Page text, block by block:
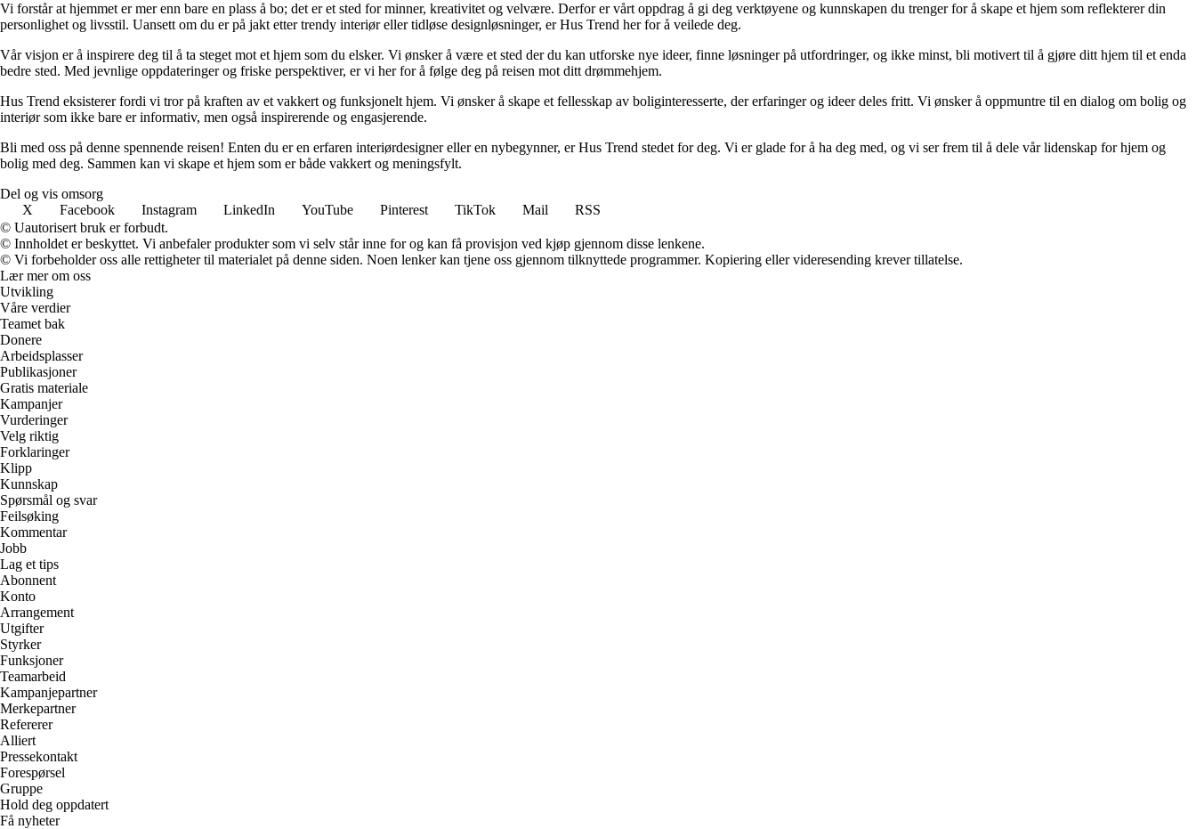
Vi forstår at hjemmet er mer enn bare en plass å bo; det er et sted for minner, kreativitet og velvære. Derfor er vårt oppdrag å gi deg verktøyene og kunnskapen du trenger for å skape et hjem som reflekterer din
personlighet og livsstil. Uansett om du er på jakt etter trendy interiør eller tidløse designløsninger, er Hus Trend her for å veilede deg.
Vår visjon er å inspirere deg til å ta steget mot et hjem som du elsker. Vi ønsker å være et sted der du kan utforske nye ideer, finne løsninger på utfordringer, og ikke minst, bli motivert til å gjøre ditt hjem til et enda
bedre sted. Med jevnlige oppdateringer og friske perspektiver, er vi her for å følge deg på reisen mot ditt drømmehjem.
Hus Trend eksisterer fordi vi tror på kraften av et vakkert og funksjonelt hjem. Vi ønsker å skape et fellesskap av boliginteresserte, der erfaringer og ideer deles fritt. Vi ønsker å oppmuntre til en dialog om bolig og
interiør som ikke bare er informativ, men også inspirerende og engasjerende.
Bli med oss på denne spennende reisen! Enten du er en erfaren interiørdesigner eller en nybegynner, er Hus Trend stedet for deg. Vi er glade for å ha deg med, og vi ser frem til å dele vår lidenskap for hjem og
bolig med deg. Sammen kan vi skape et hjem som er både vakkert og meningsfylt.
Del og vis omsorg
X
Facebook Instagram LinkedIn YouTube Pinterest TikTok Mail
RSS
© Uautorisert bruk er forbudt.
© Innholdet er beskyttet. Vi anbefaler produkter som vi selv står inne for og kan få provisjon ved kjøp gjennom disse lenkene.
© Vi forbeholder oss alle rettigheter til materialet på denne siden. Noen lenker kan tjene oss gjennom tilknyttede programmer. Kopiering eller videresending krever tillatelse.
Lær mer om oss
Utvikling
Våre verdier
Teamet bak
Donere
Arbeidsplasser
Publikasjoner
Gratis materiale
Kampanjer
Vurderinger
Velg riktig
Forklaringer
Klipp
Kunnskap
Spørsmål og svar
Feilsøking
Kommentar
Jobb
Lag et tips
Abonnent
Konto
Arrangement
Utgifter
Styrker
Funksjoner
Teamarbeid
Kampanjepartner
Merkepartner
Refererer
Alliert
Pressekontakt
Forespørsel
Gruppe
Hold deg oppdatert
Få nyheter